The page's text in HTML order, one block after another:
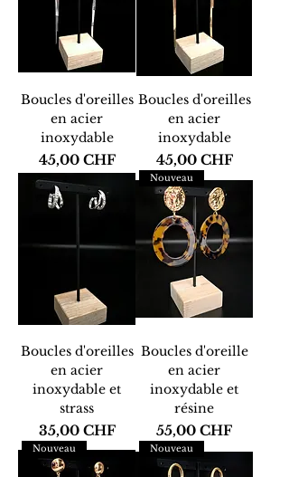
Boucles d'oreilles
en acier
inoxydable
Prix
45,00 CHF
Boucles d'oreilles
en acier
inoxydable
Prix
45,00 CHF
Boucles d'oreilles
en acier
inoxydable et
strass
Prix
35,00 CHF
Nouveau
Boucles d'oreille
en acier
inoxydable et
résine
Prix
55,00 CHF
Nouveau Nouveau